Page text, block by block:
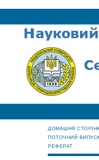
ДОМАШНЯ
ПОТОЧНИЙ
РЕФЕРАТ